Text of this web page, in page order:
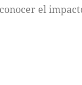
el